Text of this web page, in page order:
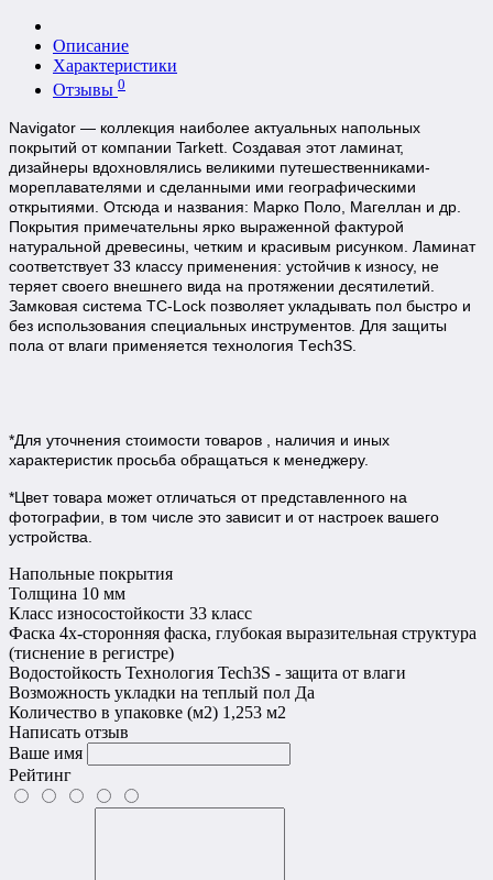
Описание
Характеристики
Отзывы 0
Navigator — коллекция наиболее актуальных напольных
покрытий от компании Tarkett. Создавая этот ламинат,
дизайнеры вдохновлялись великими путешественниками-
мореплавателями и сделанными ими географическими
открытиями. Отсюда и названия: Марко Поло, Магеллан и др.
Покрытия примечательны ярко выраженной фактурой
натуральной древесины, четким и красивым рисунком. Ламинат
соответствует 33 классу применения: устойчив к износу, не
теряет своего внешнего вида на протяжении десятилетий.
Замковая система TC-Lock позволяет укладывать пол быстро и
без использования специальных инструментов. Для защиты
пола от влаги применяется технология Tеch3S.
*Для уточнения стоимости товаров , наличия и иных
характеристик просьба обращаться к менеджеру.
*Цвет товара может отличаться от представленного на
фотографии, в том числе это зависит и от настроек вашего
устройства.
Напольные покрытия
Толщина 10 мм
Класс износостойкости 33 класс
Фаска 4х-сторонняя фаска, глубокая выразительная структура
(тиснение в регистре)
Водостойкость Технология Tech3S - защита от влаги
Возможность укладки на теплый пол Да
Количество в упаковке (м2) 1,253 м2
Написать отзыв
Ваше имя
Рейтинг